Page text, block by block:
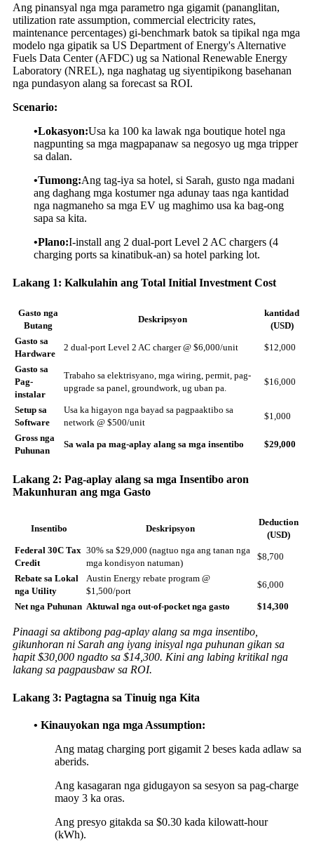
Ang pinansyal nga mga parametro nga gigamit (pananglitan,
utilization rate assumption, commercial electricity rates,
maintenance percentages) gi-benchmark batok sa tipikal nga mga
modelo nga gipatik sa US Department of Energy's Alternative
Fuels Data Center (AFDC) ug sa National Renewable Energy
Laboratory (NREL), nga naghatag ug siyentipikong basehanan
nga pundasyon alang sa forecast sa ROI.
Scenario:
•Lokasyon:Usa ka 100 ka lawak nga boutique hotel nga
nagpunting sa mga magpapanaw sa negosyo ug mga tripper
sa dalan.
•Tumong:Ang tag-iya sa hotel, si Sarah, gusto nga madani
ang daghang mga kostumer nga adunay taas nga kantidad
nga nagmaneho sa mga EV ug maghimo usa ka bag-ong
sapa sa kita.
•Plano:I-install ang 2 dual-port Level 2 AC chargers (4
charging ports sa kinatibuk-an) sa hotel parking lot.
Lakang 1: Kalkulahin ang Total Initial Investment Cost
Gasto nga
Butang
Deskripsyon
kantidad
(USD)
Gasto sa
Hardware
2 dual-port Level 2 AC charger @ $6,000/unit $12,000
Gasto sa
Pag-
instalar
Trabaho sa elektrisyano, mga wiring, permit, pag-
upgrade sa panel, groundwork, ug uban pa.
$16,000
Setup sa
Software
Usa ka higayon nga bayad sa pagpaaktibo sa
network @ $500/unit
$1,000
Gross nga
Puhunan
Sa wala pa mag-aplay alang sa mga insentibo $29,000
Lakang 2: Pag-aplay alang sa mga Insentibo aron
Makunhuran ang mga Gasto
Insentibo Deskripsyon
Deduction
(USD)
Federal 30C Tax
Credit
30% sa $29,000 (nagtuo nga ang tanan nga
mga kondisyon natuman)
$8,700
Rebate sa Lokal
nga Utility
Austin Energy rebate program @
$1,500/port
$6,000
Net nga Puhunan Aktuwal nga out-of-pocket nga gasto $14,300
Pinaagi sa aktibong pag-aplay alang sa mga insentibo,
gikunhoran ni Sarah ang iyang inisyal nga puhunan gikan sa
hapit $30,000 ngadto sa $14,300. Kini ang labing kritikal nga
lakang sa pagpausbaw sa ROI.
Lakang 3: Pagtagna sa Tinuig nga Kita
• Kinauyokan nga mga Assumption:
Ang matag charging port gigamit 2 beses kada adlaw sa
aberids.
Ang kasagaran nga gidugayon sa sesyon sa pag-charge
maoy 3 ka oras.
Ang presyo gitakda sa $0.30 kada kilowatt-hour
(kWh).